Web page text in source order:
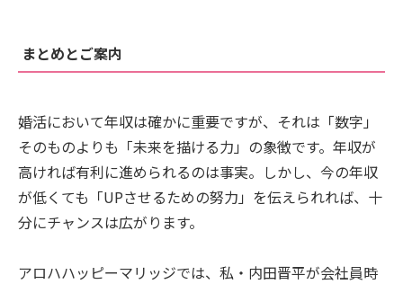
まとめとご案内
婚活において年収は確かに重要ですが、それは「数字」
そのものよりも「未来を描ける力」の象徴です。年収が
高ければ有利に進められるのは事実。しかし、今の年収
が低くても「UPさせるための努力」を伝えられれば、十
分にチャンスは広がります。
アロハハッピーマリッジでは、私・内田晋平が会社員時